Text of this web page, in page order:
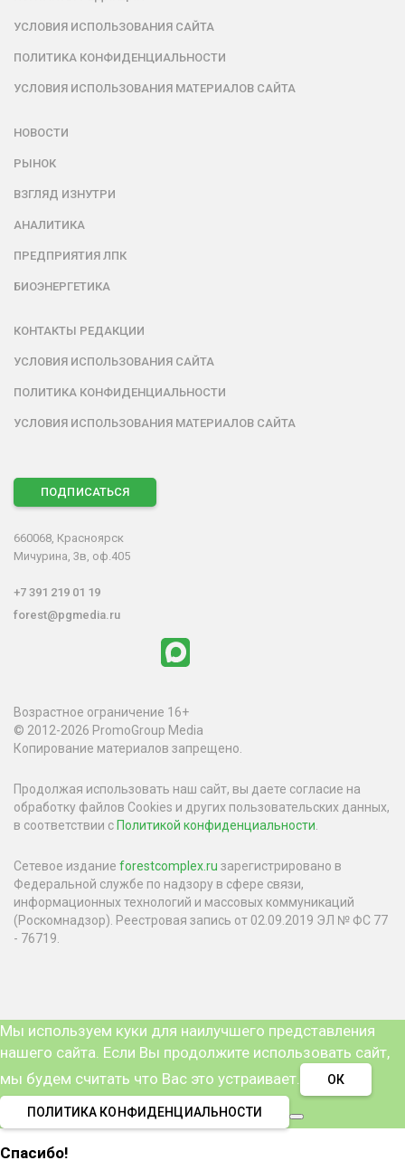
УСЛОВИЯ ИСПОЛЬЗОВАНИЯ САЙТА
ПОЛИТИКА КОНФИДЕНЦИАЛЬНОСТИ
УСЛОВИЯ ИСПОЛЬЗОВАНИЯ МАТЕРИАЛОВ САЙТА
НОВОСТИ
РЫНОК
ВЗГЛЯД ИЗНУТРИ
АНАЛИТИКА
ПРЕДПРИЯТИЯ ЛПК
БИОЭНЕРГЕТИКА
КОНТАКТЫ РЕДАКЦИИ
УСЛОВИЯ ИСПОЛЬЗОВАНИЯ САЙТА
ПОЛИТИКА КОНФИДЕНЦИАЛЬНОСТИ
УСЛОВИЯ ИСПОЛЬЗОВАНИЯ МАТЕРИАЛОВ САЙТА
ПОДПИСАТЬСЯ
660068, Красноярск
Мичурина, 3в, оф.405
+7 391 219 01 19
forest@pgmedia.ru
Возрастное ограничение 16+
© 2012-2026 PromoGroup Media
Копирование материалов запрещено.
Продолжая использовать наш сайт, вы даете согласие на
обработку файлов Cookies и других пользовательских данных,
в соответствии с Политикой конфиденциальности.
Сетевое издание forestcomplex.ru зарегистрировано в
Федеральной службе по надзору в сфере связи,
информационных технологий и массовых коммуникаций
(Роскомнадзор). Реестровая запись от 02.09.2019 ЭЛ № ФС 77
- 76719.
Мы используем куки для наилучшего представления
нашего сайта. Если Вы продолжите использовать сайт,
мы будем считать что Вас это устраивает.
ОК
ПОЛИТИКА КОНФИДЕНЦИАЛЬНОСТИ
Спасибо!